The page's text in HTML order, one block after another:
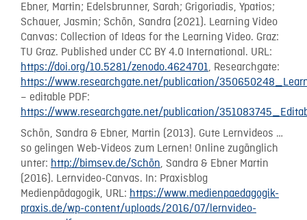
Ebner, Martin; Edelsbrunner, Sarah; Grigoriadis, Ypatios;
Schauer, Jasmin; Schön, Sandra (2021). Learning Video
Canvas: Collection of Ideas for the Learning Video. Graz:
TU Graz. Published under CC BY 4.0 International. URL:
https://doi.org/10.5281/zenodo.4624701, Researchgate:
https://www.researchgate.net/publication/
– editable PDF:
https://www.researchgate.net/publication/
Schön, Sandra & Ebner, Martin (2013). Gute Lernvideos …
so gelingen Web-Videos zum Lernen! Online zugänglich
unter: http://bimsev.de/Schön, Sandra & Ebner Martin
(2016). Lernvideo-Canvas. In: Praxisblog
Medienpädagogik, URL: https://www.medienpaedagogik-
praxis.de/wp-content/uploads/2016/07/lernvideo-